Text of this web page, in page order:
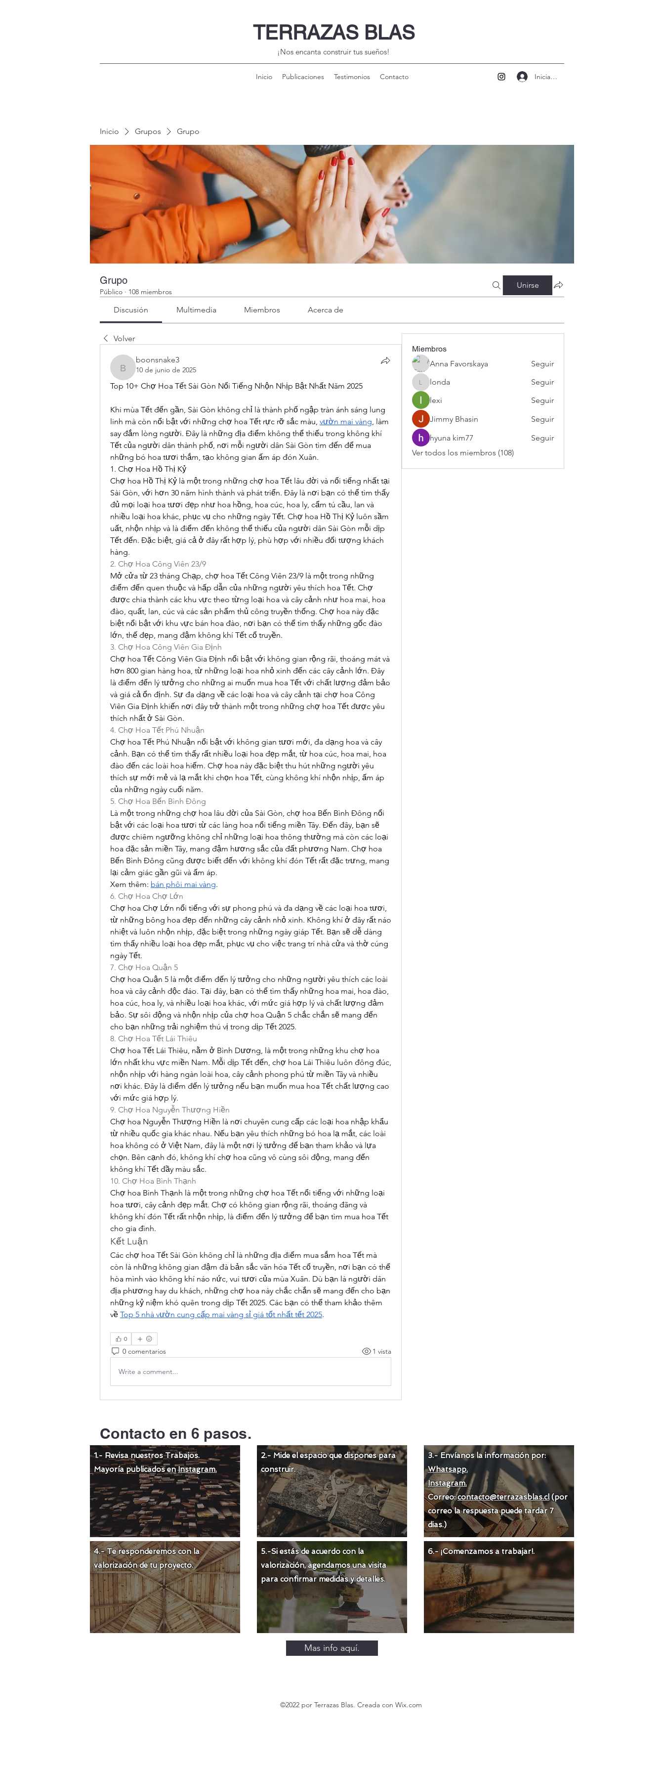
TERRAZAS BLAS
¡Nos encanta construir tus sueños!
Inicio Publicaciones Testimonios Contacto Iniciar sesión
Inicio Grupos Grupo
Grupo
Público · 108 miembros
Unirse
Discusión Multimedia Miembros Acerca de
Volver
boonsnake3
boonsnake3
10 de junio de 2025
Top 10+ Chợ Hoa Tết Sài Gòn Nổi Tiếng Nhộn Nhịp Bật Nhất Năm 2025
Khi mùa Tết đến gần, Sài Gòn không chỉ là thành phố ngập tràn ánh sáng lung
linh mà còn nổi bật với những chợ hoa Tết rực rỡ sắc màu, vườn mai vàng, làm
say đắm lòng người. Đây là những địa điểm không thể thiếu trong không khí
Tết của người dân thành phố, nơi mỗi người dân Sài Gòn tìm đến để mua
những bó hoa tươi thắm, tạo không gian ấm áp đón Xuân.
1. Chợ Hoa Hồ Thị Kỷ
Chợ hoa Hồ Thị Kỷ là một trong những chợ hoa Tết lâu đời và nổi tiếng nhất tại
Sài Gòn, với hơn 30 năm hình thành và phát triển. Đây là nơi bạn có thể tìm thấy
đủ mọi loại hoa tươi đẹp như hoa hồng, hoa cúc, hoa ly, cẩm tú cầu, lan và
nhiều loại hoa khác, phục vụ cho những ngày Tết. Chợ hoa Hồ Thị Kỷ luôn sầm
uất, nhộn nhịp và là điểm đến không thể thiếu của người dân Sài Gòn mỗi dịp
Tết đến. Đặc biệt, giá cả ở đây rất hợp lý, phù hợp với nhiều đối tượng khách
hàng.
2. Chợ Hoa Công Viên 23/9
Mở cửa từ 23 tháng Chạp, chợ hoa Tết Công Viên 23/9 là một trong những
điểm đến quen thuộc và hấp dẫn của những người yêu thích hoa Tết. Chợ
được chia thành các khu vực theo từng loại hoa và cây cảnh như hoa mai, hoa
đào, quất, lan, cúc và các sản phẩm thủ công truyền thống. Chợ hoa này đặc
biệt nổi bật với khu vực bán hoa đào, nơi bạn có thể tìm thấy những gốc đào
lớn, thế đẹp, mang đậm không khí Tết cổ truyền.
3. Chợ Hoa Công Viên Gia Định
Chợ hoa Tết Công Viên Gia Định nổi bật với không gian rộng rãi, thoáng mát và
hơn 800 gian hàng hoa, từ những loại hoa nhỏ xinh đến các cây cảnh lớn. Đây
là điểm đến lý tưởng cho những ai muốn mua hoa Tết với chất lượng đảm bảo
và giá cả ổn định. Sự đa dạng về các loại hoa và cây cảnh tại chợ hoa Công
Viên Gia Định khiến nơi đây trở thành một trong những chợ hoa Tết được yêu
thích nhất ở Sài Gòn.
4. Chợ Hoa Tết Phú Nhuận
Chợ hoa Tết Phú Nhuận nổi bật với không gian tươi mới, đa dạng hoa và cây
cảnh. Bạn có thể tìm thấy rất nhiều loại hoa đẹp mắt, từ hoa cúc, hoa mai, hoa
đào đến các loài hoa hiếm. Chợ hoa này đặc biệt thu hút những người yêu
thích sự mới mẻ và lạ mắt khi chọn hoa Tết, cùng không khí nhộn nhịp, ấm áp
của những ngày cuối năm.
5. Chợ Hoa Bến Bình Đông
Là một trong những chợ hoa lâu đời của Sài Gòn, chợ hoa Bến Bình Đông nổi
bật với các loại hoa tươi từ các làng hoa nổi tiếng miền Tây. Đến đây, bạn sẽ
được chiêm ngưỡng không chỉ những loại hoa thông thường mà còn các loại
hoa đặc sản miền Tây, mang đậm hương sắc của đất phương Nam. Chợ hoa
Bến Bình Đông cũng được biết đến với không khí đón Tết rất đặc trưng, mang
lại cảm giác gần gũi và ấm áp.
Xem thêm: bán phôi mai vàng.
6. Chợ Hoa Chợ Lớn
Chợ hoa Chợ Lớn nổi tiếng với sự phong phú và đa dạng về các loại hoa tươi,
từ những bông hoa đẹp đến những cây cảnh nhỏ xinh. Không khí ở đây rất náo
nhiệt và luôn nhộn nhịp, đặc biệt trong những ngày giáp Tết. Bạn sẽ dễ dàng
tìm thấy nhiều loại hoa đẹp mắt, phục vụ cho việc trang trí nhà cửa và thờ cúng
ngày Tết.
7. Chợ Hoa Quận 5
Chợ hoa Quận 5 là một điểm đến lý tưởng cho những người yêu thích các loài
hoa và cây cảnh độc đáo. Tại đây, bạn có thể tìm thấy những hoa mai, hoa đào,
hoa cúc, hoa ly, và nhiều loại hoa khác, với mức giá hợp lý và chất lượng đảm
bảo. Sự sôi động và nhộn nhịp của chợ hoa Quận 5 chắc chắn sẽ mang đến
cho bạn những trải nghiệm thú vị trong dịp Tết 2025.
8. Chợ Hoa Tết Lái Thiêu
Chợ hoa Tết Lái Thiêu, nằm ở Bình Dương, là một trong những khu chợ hoa
lớn nhất khu vực miền Nam. Mỗi dịp Tết đến, chợ hoa Lái Thiêu luôn đông đúc,
nhộn nhịp với hàng ngàn loài hoa, cây cảnh phong phú từ miền Tây và nhiều
nơi khác. Đây là điểm đến lý tưởng nếu bạn muốn mua hoa Tết chất lượng cao
với mức giá hợp lý.
9. Chợ Hoa Nguyễn Thượng Hiền
Chợ hoa Nguyễn Thượng Hiền là nơi chuyên cung cấp các loại hoa nhập khẩu
từ nhiều quốc gia khác nhau. Nếu bạn yêu thích những bó hoa lạ mắt, các loài
hoa không có ở Việt Nam, đây là một nơi lý tưởng để bạn tham khảo và lựa
chọn. Bên cạnh đó, không khí chợ hoa cũng vô cùng sôi động, mang đến
không khí Tết đầy màu sắc.
10. Chợ Hoa Bình Thạnh
Chợ hoa Bình Thạnh là một trong những chợ hoa Tết nổi tiếng với những loại
hoa tươi, cây cảnh đẹp mắt. Chợ có không gian rộng rãi, thoáng đãng và
không khí đón Tết rất nhộn nhịp, là điểm đến lý tưởng để bạn tìm mua hoa Tết
cho gia đình.
Kết Luận
Các chợ hoa Tết Sài Gòn không chỉ là những địa điểm mua sắm hoa Tết mà
còn là những không gian đậm đà bản sắc văn hóa Tết cổ truyền, nơi bạn có thể
hòa mình vào không khí náo nức, vui tươi của mùa Xuân. Dù bạn là người dân
địa phương hay du khách, những chợ hoa này chắc chắn sẽ mang đến cho bạn
những kỷ niệm khó quên trong dịp Tết 2025. Các bạn có thể tham khảo thêm
về Top 5 nhà vườn cung cấp mai vàng sỉ giá tốt nhất tết 2025.
0
0 comentarios 1 vista
Write a comment...
Miembros
Anna Favorskaya
Seguir
londa
londa
Seguir
lexi
Seguir
Jimmy Bhasin
Seguir
hyuna kim77
Seguir
Ver todos los miembros (108)
Contacto en 6 pasos.
1.- Revisa nuestros Trabajos.
Mayoría publicados enInstagram.
4.- Te responderemos con la
valorización de tu proyecto.
2.- Mide el espacio que dispones para
construir.
5.-Si estás de acuerdo con la
valorización, agendamos una visita
para confirmar medidas y detalles.
3.- Envíanos la información por:
Whatsapp.
Instagram.
Correo:contacto@terrazasblas.cl(por
correo la respuesta puede tardar 7
dias.)
6.- ¡Comenzamos a trabajar!.
Mas info aquí.
©2022 por Terrazas Blas. Creada con Wix.com